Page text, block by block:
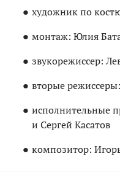
художник по
монтаж: Юлия
звукорежиссер:
вторые
исполнительные
и Сергей Касатов
композитор: